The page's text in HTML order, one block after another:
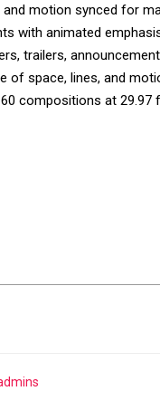
motion synced for
with animated
trailers,
of space, lines, and
compositions at 29.97